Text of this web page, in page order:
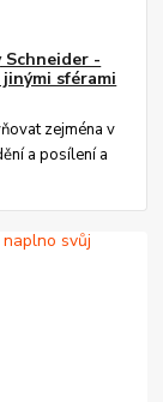
Schneider -
sférami
zejména v
a posílení a